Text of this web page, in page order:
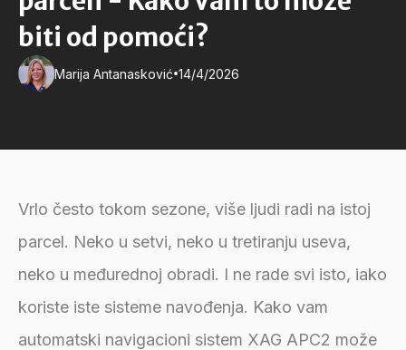
biti od pomoći?
Marija Antanasković•14/4/2026
Vrlo često tokom sezone, više ljudi radi na istoj
parcel. Neko u setvi, neko u tretiranju useva,
neko u međurednoj obradi. I ne rade svi isto, iako
koriste iste sisteme navođenja. Kako vam
automatski navigacioni sistem XAG APC2 može